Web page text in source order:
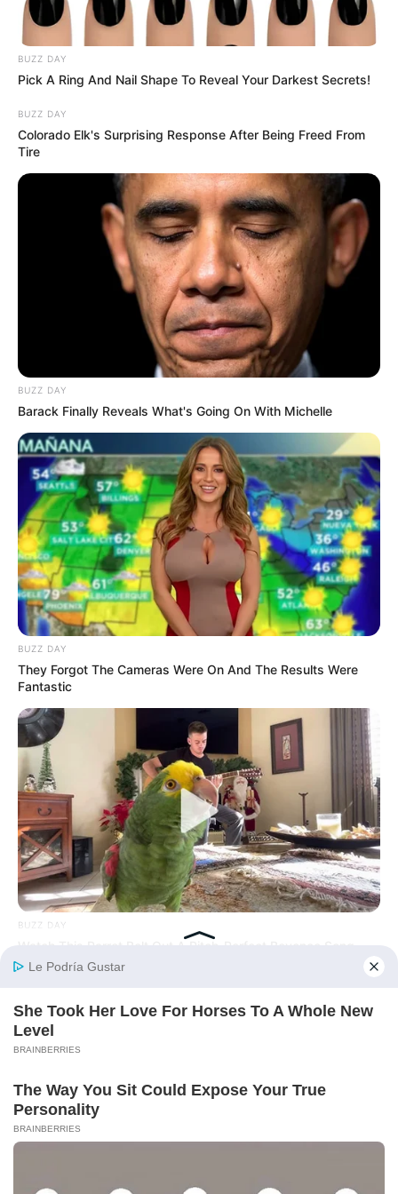
BUZZ DAY
Pick A Ring And Nail Shape To Reveal Your Darkest Secrets!
BUZZ DAY
Colorado Elk's Surprising Response After Being Freed From
Tire
BUZZ DAY
Barack Finally Reveals What's Going On With Michelle
BUZZ DAY
They Forgot The Cameras Were On And The Results Were
Fantastic
BUZZ DAY